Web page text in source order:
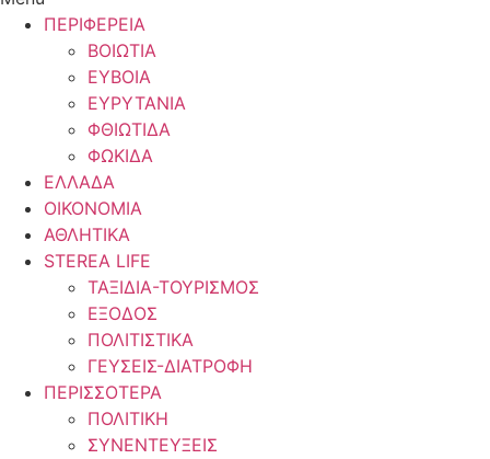
ΠΕΡΙΦΕΡΕΙΑ
ΒΟΙΩΤΙΑ
ΕΥΒΟΙΑ
ΕΥΡΥΤΑΝΙΑ
ΦΘΙΩΤΙΔΑ
ΦΩΚΙΔΑ
ΕΛΛΑΔΑ
ΟΙΚΟΝΟΜΙΑ
ΑΘΛΗΤΙΚΑ
STEREA LIFE
ΤΑΞΙΔΙΑ-ΤΟΥΡΙΣΜΟΣ
ΕΞΟΔΟΣ
ΠΟΛΙΤΙΣΤΙΚΑ
ΓΕΥΣΕΙΣ-ΔΙΑΤΡΟΦΗ
ΠΕΡΙΣΣΟΤΕΡΑ
ΠΟΛΙΤΙΚΗ
ΣΥΝΕΝΤΕΥΞΕΙΣ